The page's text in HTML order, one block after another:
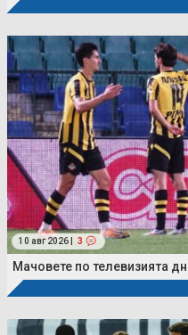
10 авг 2026 | 3
Мачовете по телевизията